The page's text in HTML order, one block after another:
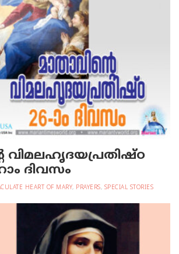
വിമലഹൃദയപ്രതിഷ്ഠ
ദിവസം
HEART OF MARY, PRAYERS, SPECIAL STORIES